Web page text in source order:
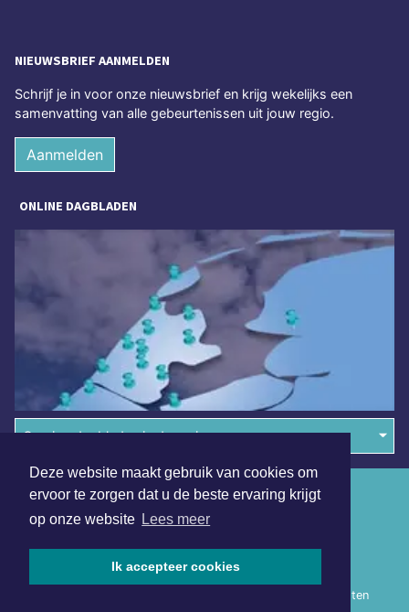
Deze website maakt gebruik van cookies om
ervoor te zorgen dat u de beste ervaring krijgt
op onze website Lees meer
Ik accepteer cookies
NIEUWSBRIEF AANMELDEN
Schrijf je in voor onze nieuwsbrief en krijg wekelijks een
samenvatting van alle gebeurtenissen uit jouw regio.
Aanmelden
ONLINE DAGBLADEN
Overige dagbladen in de regio
Copyright (c) 2026 | Heerhugowaardsdagblad.nl - Alle rechten
Algemene voorwaarden
Disclaimer